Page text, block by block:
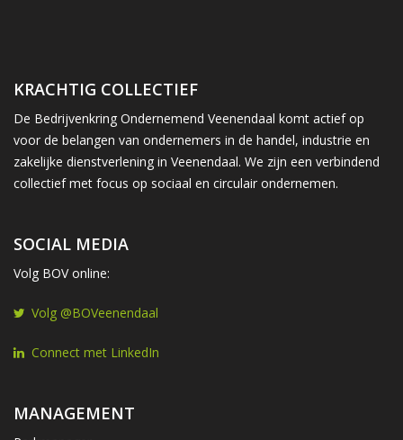
KRACHTIG COLLECTIEF
De Bedrijvenkring Ondernemend Veenendaal komt actief op
voor de belangen van ondernemers in de handel, industrie en
zakelijke dienstverlening in Veenendaal. We zijn een verbindend
collectief met focus op sociaal en circulair ondernemen.
SOCIAL MEDIA
Volg BOV online:
Volg @BOVeenendaal
Connect met LinkedIn
MANAGEMENT